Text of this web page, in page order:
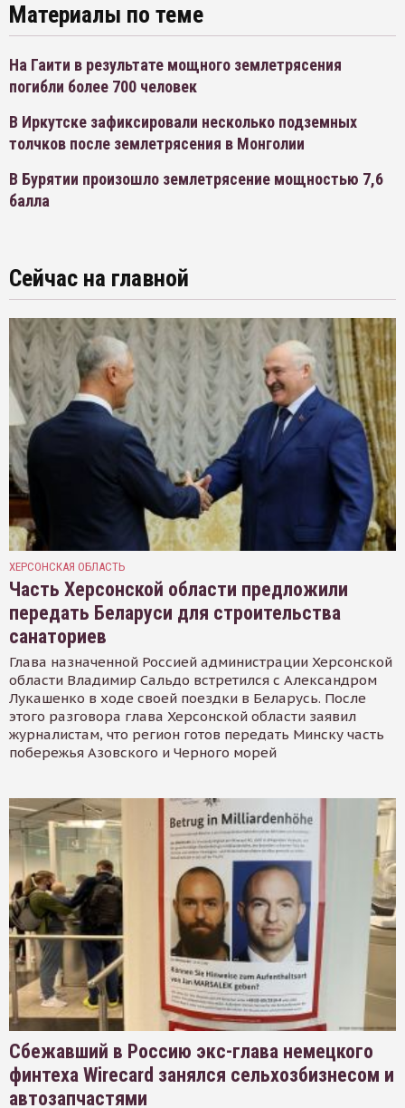
Материалы по теме
На Гаити в результате мощного землетрясения
погибли более 700 человек
В Иркутске зафиксировали несколько подземных
толчков после землетрясения в Монголии
В Бурятии произошло землетрясение мощностью 7,6
балла
Сейчас на главной
ХЕРСОНСКАЯ ОБЛАСТЬ
Часть Херсонской области предложили
передать Беларуси для строительства
санаториев
Глава назначенной Россией администрации Херсонской
области Владимир Сальдо встретился с Александром
Лукашенко в ходе своей поездки в Беларусь. После
этого разговора глава Херсонской области заявил
журналистам, что регион готов передать Минску часть
побережья Азовского и Черного морей
Сбежавший в Россию экс-глава немецкого
финтеха Wirecard занялся сельхозбизнесом и
автозапчастями